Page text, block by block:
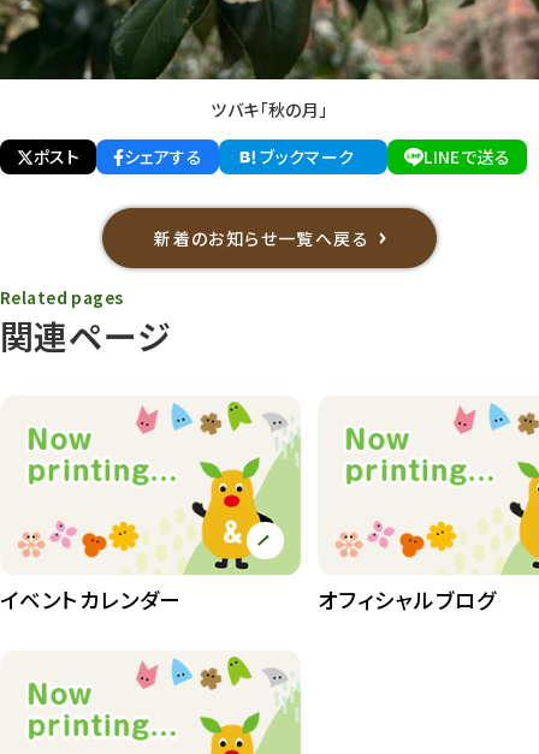
ツバキ「秋の月」
ポスト
シェアする ブックマーク LINEで送る
新着のお知らせ一覧へ戻る
関連ページ
Related pages
イベントカレンダー オフィシャルブログ